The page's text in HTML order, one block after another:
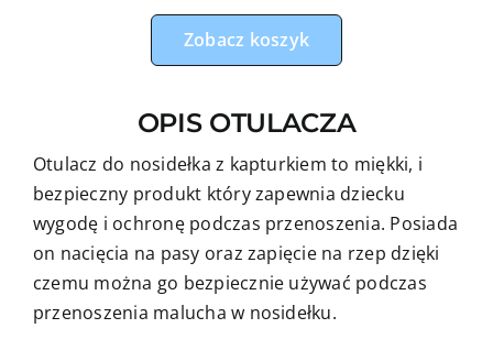
czerwonym
Zobacz koszyk
OPIS OTULACZA
Otulacz do nosidełka z kapturkiem to miękki, i
bezpieczny produkt który zapewnia dziecku
wygodę i ochronę podczas przenoszenia. Posiada
on nacięcia na pasy oraz zapięcie na rzep dzięki
czemu można go bezpiecznie używać podczas
przenoszenia malucha w nosidełku.